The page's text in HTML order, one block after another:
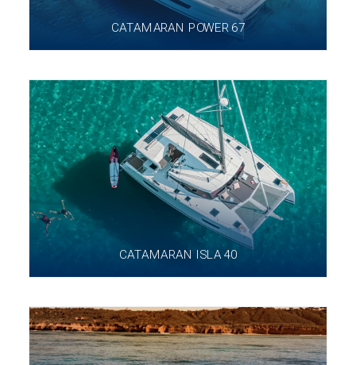
CATAMARAN POWER 67
CATAMARAN ISLA 40